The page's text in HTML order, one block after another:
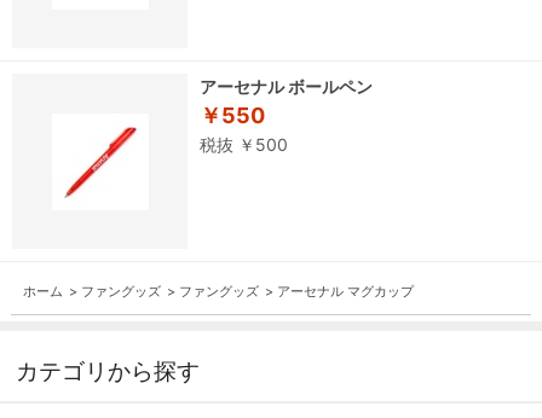
アーセナル ボールペン
￥550
税抜 ￥500
ホーム > ファングッズ > ファングッズ > アーセナル マグカップ
カテゴリから探す